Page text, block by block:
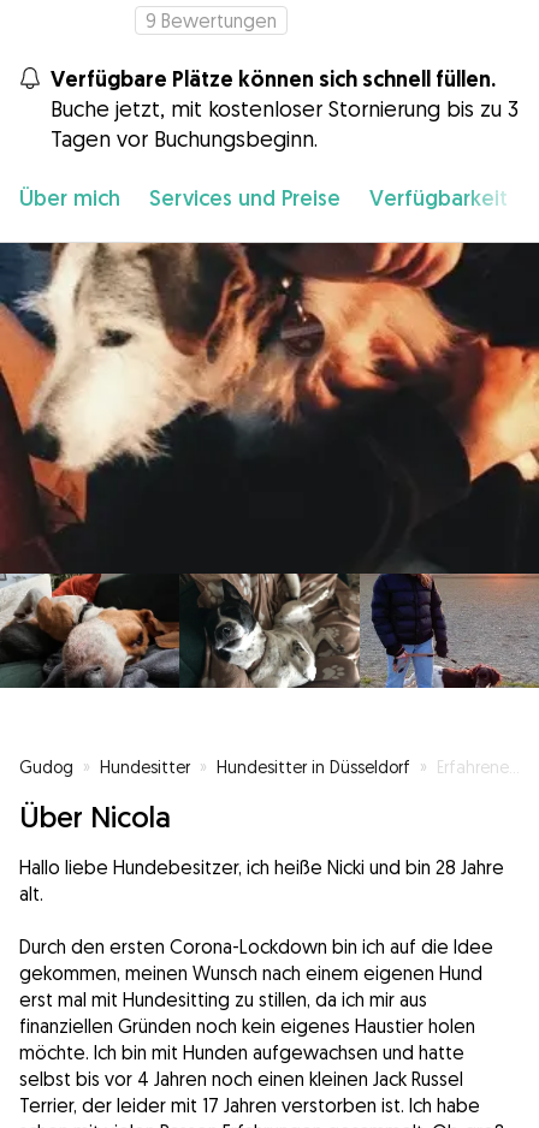
9 Bewertungen
Verfügbare Plätze können sich schnell füllen.
Buche jetzt, mit kostenloser Stornierung bis zu 3
Tagen vor Buchungsbeginn.
Über mich Services und Preise Verfügbarkeit
Gudog » Hundesitter » Hundesitter in Düsseldorf » Erfahrene Hundesitterin sucht Vierbeiner für romantische Spaziergänge
Über Nicola
Hallo liebe Hundebesitzer, ich heiße Nicki und bin 28 Jahre
alt.
Durch den ersten Corona-Lockdown bin ich auf die Idee
gekommen, meinen Wunsch nach einem eigenen Hund
erst mal mit Hundesitting zu stillen, da ich mir aus
finanziellen Gründen noch kein eigenes Haustier holen
möchte. Ich bin mit Hunden aufgewachsen und hatte
selbst bis vor 4 Jahren noch einen kleinen Jack Russel
Terrier, der leider mit 17 Jahren verstorben ist. Ich habe